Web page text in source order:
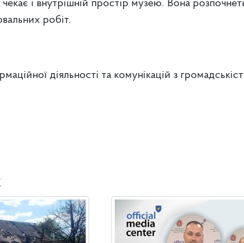
і внутрішній простір музею. Вона
робіт.
діяльності та комунікацій з